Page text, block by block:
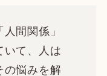
間関係」
いて、人は
の悩みを解